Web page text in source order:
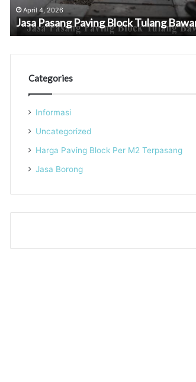
April 4, 2026
Jasa Pasang Paving Block Tulang Bawang
Categories
Informasi
Uncategorized
Harga Paving Block Per M2 Terpasang
Jasa Borong